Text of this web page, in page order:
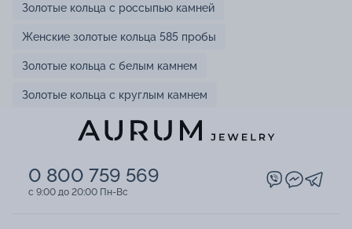
Золотые кольца с россыпью камней
Женские золотые кольца 585 пробы
Золотые кольца с белым камнем
Золотые кольца с круглым камнем
0 800 759 569
c 9:00 до 20:00 Пн-Вс